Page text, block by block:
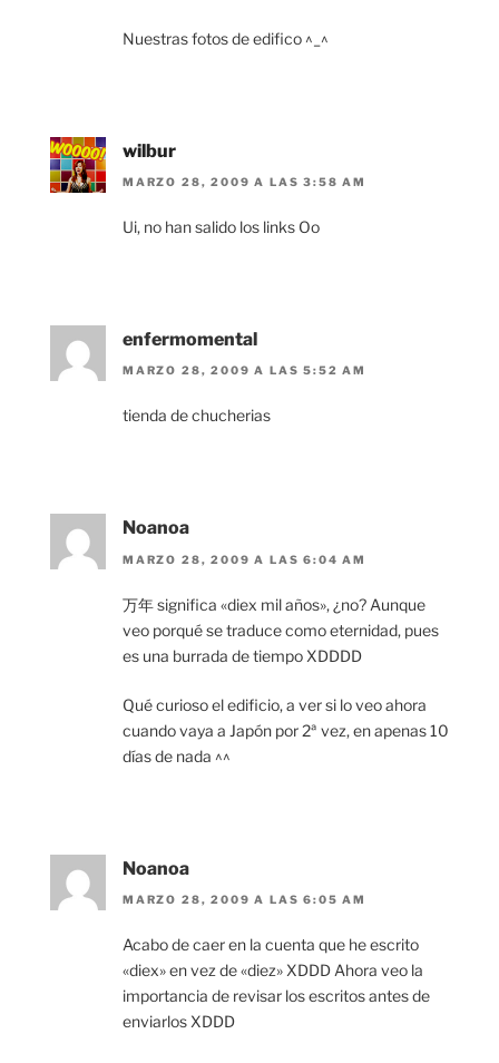
Nuestras fotos de edifico ^_^
wilbur
MARZO 28, 2009 A LAS 3:58 AM
Ui, no han salido los links Oo
enfermomental
MARZO 28, 2009 A LAS 5:52 AM
tienda de chucherias
Noanoa
MARZO 28, 2009 A LAS 6:04 AM
万年 significa «diex mil años», ¿no? Aunque
veo porqué se traduce como eternidad, pues
es una burrada de tiempo XDDDD
Qué curioso el edificio, a ver si lo veo ahora
cuando vaya a Japón por 2ª vez, en apenas 10
días de nada ^^
Noanoa
MARZO 28, 2009 A LAS 6:05 AM
Acabo de caer en la cuenta que he escrito
«diex» en vez de «diez» XDDD Ahora veo la
importancia de revisar los escritos antes de
enviarlos XDDD